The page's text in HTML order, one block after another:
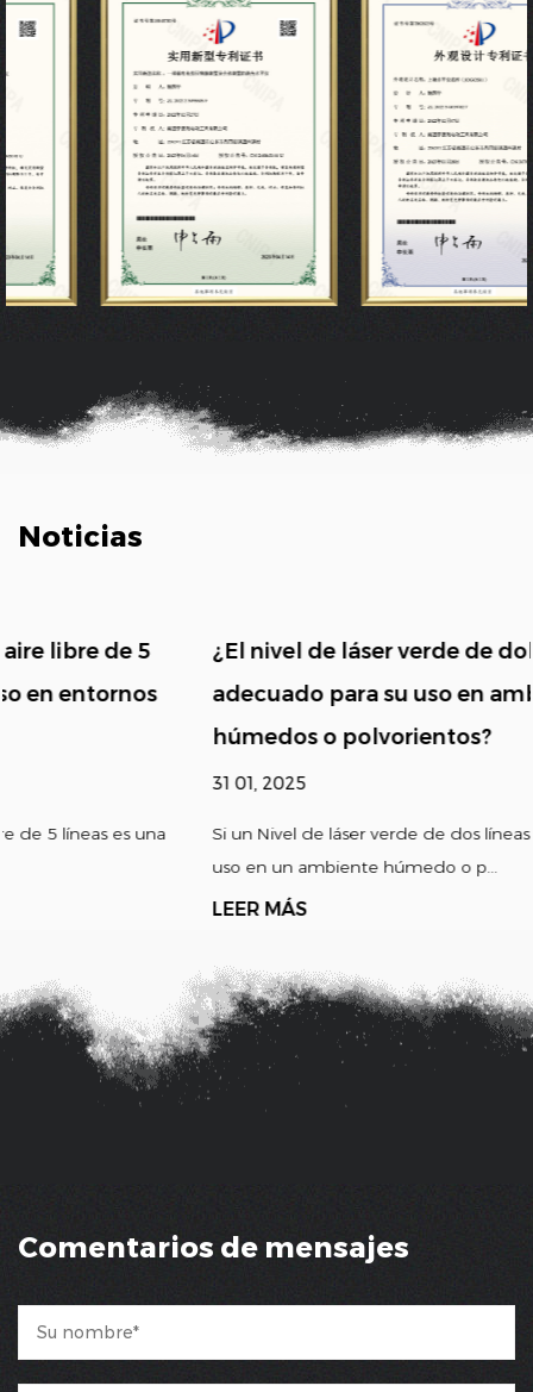
Noticias
¿El nivel de láser verde de doble línea es
adecuado para su uso en ambientes
húmedos o polvorientos?
Si un Nivel de láser verde de dos líneas es adecuado para su
uso en un ambiente húmedo o p...
Comentarios de mensajes